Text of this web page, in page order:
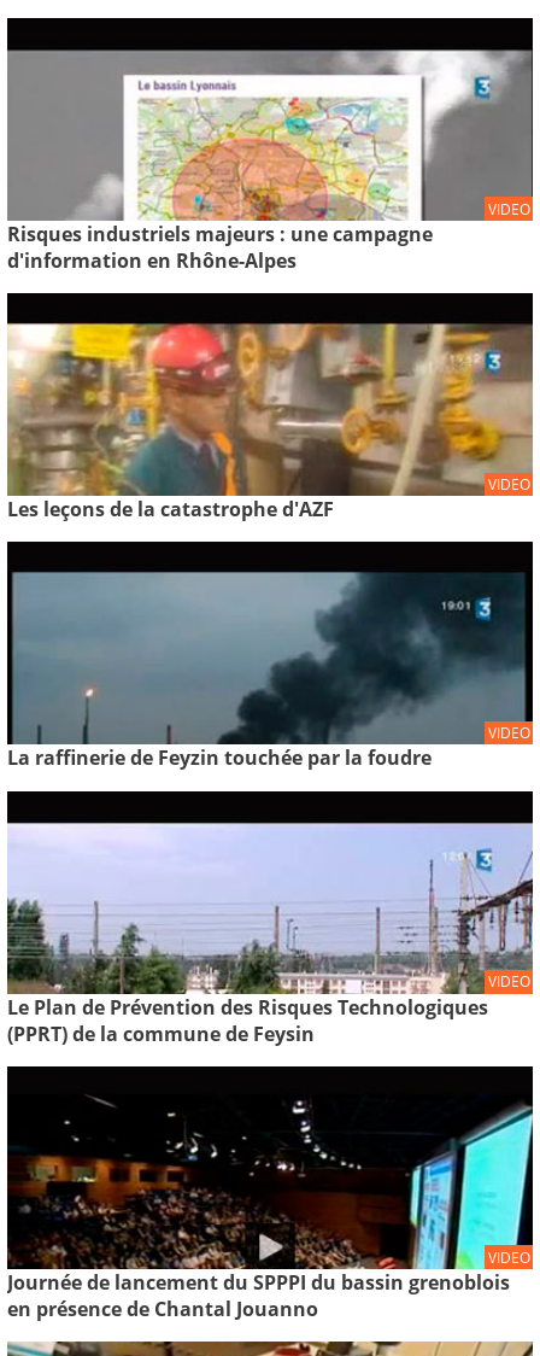
VIDEO
Risques industriels majeurs : une campagne
d'information en Rhône-Alpes
VIDEO
Les leçons de la catastrophe d'AZF
VIDEO
La raffinerie de Feyzin touchée par la foudre
VIDEO
Le Plan de Prévention des Risques Technologiques
(PPRT) de la commune de Feysin
VIDEO
Journée de lancement du SPPPI du bassin grenoblois
en présence de Chantal Jouanno